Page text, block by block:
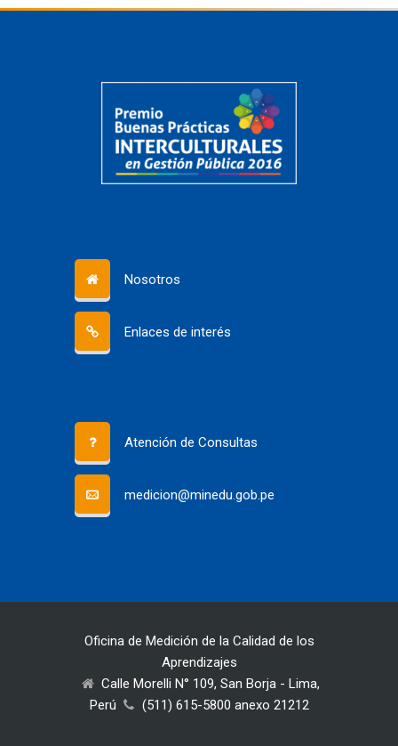
Nosotros
Enlaces de interés
Atención de Consultas
medicion@minedu.gob.pe
Oficina de Medición de la Calidad de los
Aprendizajes
Calle Morelli N° 109, San Borja - Lima,
Perú
(511) 615-5800 anexo 21212